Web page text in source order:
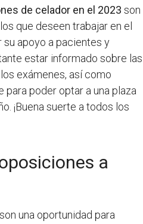
de celador en el 2023 son
que deseen trabajar en el
su apoyo a pacientes y
estar informado sobre las
exámenes, así como
poder optar a una plaza
¡Buena suerte a todos los
a
una oportunidad para